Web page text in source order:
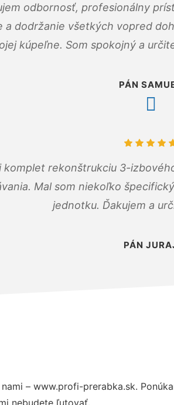
odbornosť, profesionálny
a dodržanie všetkých vopred
kúpeľne. Som spokojný a
PÁN
komplet rekonštrukciu 3-
Mal som niekoľko
jednotku. Ďakujem a
PÁN
– www.profi-prerabka.sk.
nebudete ľutovať.